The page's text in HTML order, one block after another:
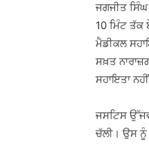
ਜਗਜੀਤ
10 ਮਿੰਟ ਤੱਕ
ਮੈਡੀਕਲ
ਸਖ਼ਤ
ਸਹਾਇਤਾ
ਜਸਟਿਸ
ਚੱਲੀ। ਉਸ ਨੂੰ